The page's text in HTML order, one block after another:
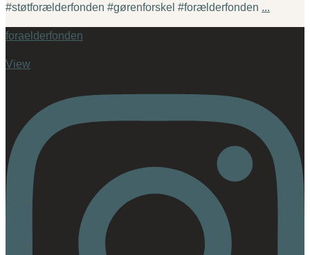
#støtforælderfonden #gørenforskel #forælderfonden ...
foraelderfonden
View